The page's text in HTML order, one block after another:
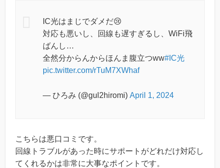
IC光はまじでダメだ😢
対応も悪いし、回線も遅すぎるし、WiFi飛
ばんし…
全然分からんからほんま腹立つww#IC光
pic.twitter.com/rTuM7XWhaf
— ひろみ (@gul2hiromi) April 1, 2024
こちらは悪口コミです。
回線トラブルがあった時にサポートがどれだけ対応し
てくれるかは非常に大事なポイントです。